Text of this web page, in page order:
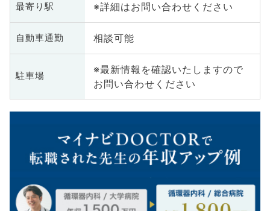
最寄り駅 ※詳細はお問い合わせください
自動車通勤 相談可能
駐車場
※最新情報を確認いたしますので
お問い合わせください